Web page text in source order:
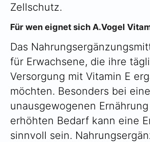
Zellschutz.
Für wen eignet sich A.Vogel
Das
für Erwachsene, die ihre
Versorgung mit Vitamin E
möchten. Besonders bei
unausgewogenen
erhöhten Bedarf kann eine
sinnvoll sein.